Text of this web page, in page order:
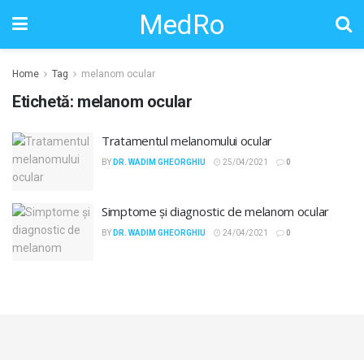
MedRo
Home Tag melanom ocular
Etichetă: melanom ocular
Tratamentul melanomului ocular
BY DR. WADIM GHEORGHIU 25/04/2021 0
Simptome și diagnostic de melanom ocular
BY DR. WADIM GHEORGHIU 24/04/2021 0